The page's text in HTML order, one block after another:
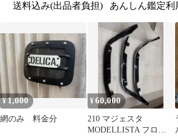
送料込み(出品者負担)
あんしん鑑定利
¥1,000
網のみ 料金分
¥60,000
210 マジェスタ
MODELLISTA フロン